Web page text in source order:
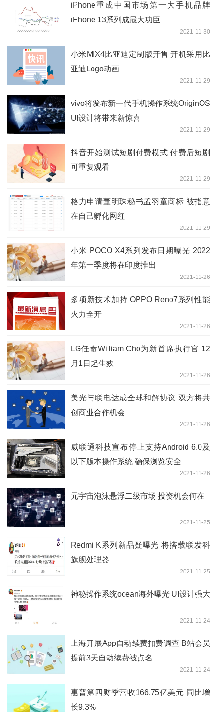
iPhone重成中国市场第一大手机品牌
iPhone 13系列成最大功臣
2021-11-30
小米MIX4比亚迪定制版开售 开机采用比
亚迪Logo动画
2021-11-29
vivo将发布新一代手机操作系统OriginOS
UI设计将带来新惊喜
2021-11-29
抖音开始测试短剧付费模式 付费后短剧
可重复观看
2021-11-29
格力申请董明珠秘书孟羽童商标 被指意
在自己孵化网红
2021-11-29
小米 POCO X4系列发布日期曝光 2022
年第一季度将在印度推出
2021-11-26
多项新技术加持 OPPO Reno7系列性能
火力全开
2021-11-26
LG任命William Cho为新首席执行官 12
月1日起生效
2021-11-26
美光与联电达成全球和解协议 双方将共
创商业合作机会
2021-11-26
威联通科技宣布停止支持Android 6.0及
以下版本操作系统 确保浏览安全
2021-11-26
元宇宙泡沫悬浮二级市场 投资机会何在
2021-11-25
Redmi K系列新品疑曝光 将搭载联发科
旗舰处理器
2021-11-25
神秘操作系统ocean海外曝光 UI设计强大
2021-11-24
上海开展App自动续费扣费调查 B站会员
提前3天自动续费被点名
2021-11-24
惠普第四财季营收166.75亿美元 同比增
长9.3%